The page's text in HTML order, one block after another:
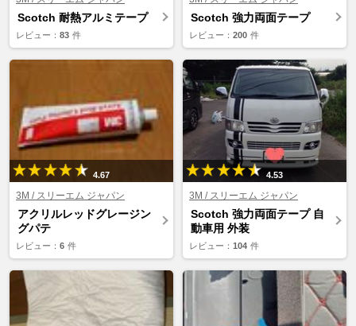
Scotch 耐熱アルミテープ
レビュー： 83 件
Scotch 強力両面テープ
レビュー： 200 件
4.67
3M / スリーエム ジャパン
アクリルレッドグレージン
グパテ
レビュー： 6 件
4.53
3M / スリーエム ジャパン
Scotch 強力両面テープ 自
動車用 外装
レビュー： 104 件